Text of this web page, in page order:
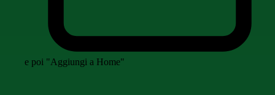
e poi "Aggiungi a Home"